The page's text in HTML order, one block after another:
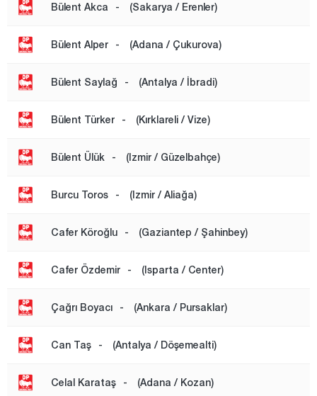
Bülent Akca - (Sakarya / Erenler)
Bülent Alper - (Adana / Çukurova)
Bülent Saylağ - (Antalya / İbradi)
Bülent Türker - (Kırklareli / Vize)
Bülent Ülük - (Izmir / Güzelbahçe)
Burcu Toros - (Izmir / Aliağa)
Cafer Köroğlu - (Gaziantep / Şahinbey)
Cafer Özdemir - (Isparta / Center)
Çağrı Boyacı - (Ankara / Pursaklar)
Can Taş - (Antalya / Döşemealti)
Celal Karataş - (Adana / Kozan)